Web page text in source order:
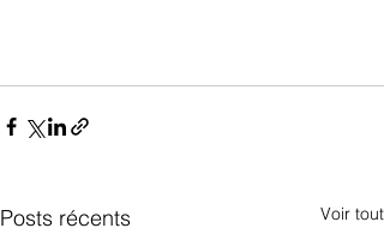
Posts récents Voir tout